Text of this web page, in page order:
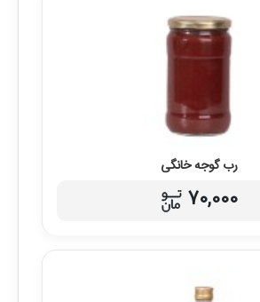
رب گوجه خانگی
70,000